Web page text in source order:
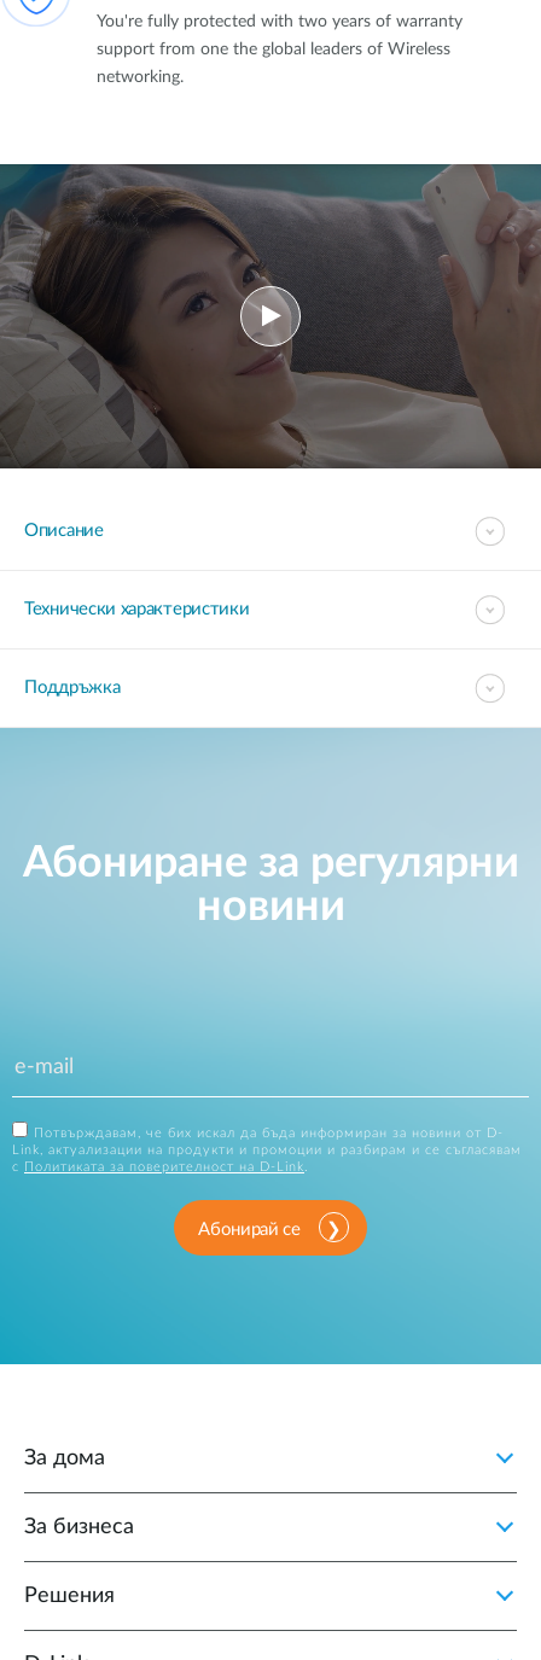
You're fully protected with two years of warranty
support from one the global leaders of Wireless
networking.
Описание
Технически характеристики
Поддръжка
Абониране за регулярни
новини
Потвърждавам, че бих искал да бъда информиран за новини от D-
Link, актуализации на продукти и промоции и разбирам и се съгласявам
с
Политиката за поверителност на D-Link.
Абонирай се
За дома
За бизнеса
Решения